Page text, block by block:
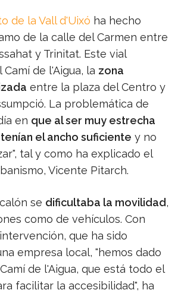
de la Vall d'Uixó ha hecho
de la calle del Carmen entre
y Trinitat. Este vial
de l'Aigua, la zona
entre la plaza del Centro y
La problemática de
en que al ser muy estrecha
el ancho suficiente y no
tal y como ha explicado el
Vicente Pitarch.
se dificultaba la movilidad,
como de vehículos. Con
que ha sido
empresa local, "hemos dado
de l'Aigua, que está todo el
facilitar la accesibilidad", ha